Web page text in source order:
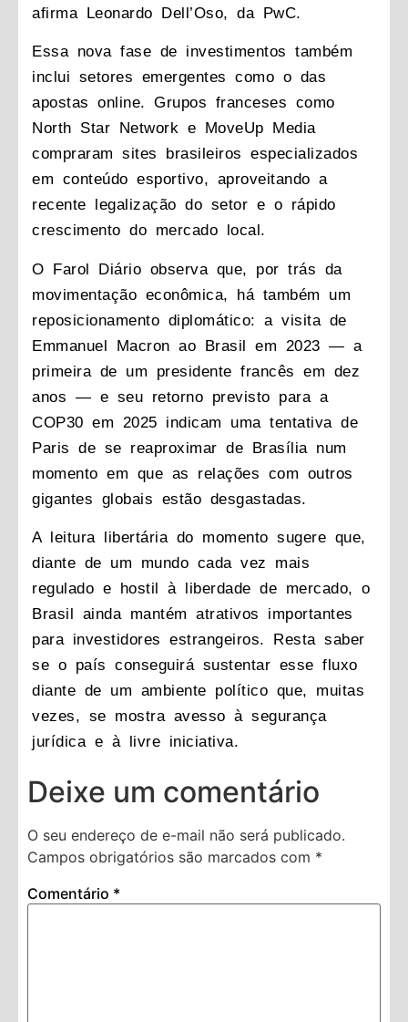
afirma Leonardo Dell’Oso, da PwC.
Essa nova fase de investimentos também
inclui setores emergentes como o das
apostas online. Grupos franceses como
North Star Network e MoveUp Media
compraram sites brasileiros especializados
em conteúdo esportivo, aproveitando a
recente legalização do setor e o rápido
crescimento do mercado local.
O Farol Diário observa que, por trás da
movimentação econômica, há também um
reposicionamento diplomático: a visita de
Emmanuel Macron ao Brasil em 2023 — a
primeira de um presidente francês em dez
anos — e seu retorno previsto para a
COP30 em 2025 indicam uma tentativa de
Paris de se reaproximar de Brasília num
momento em que as relações com outros
gigantes globais estão desgastadas.
A leitura libertária do momento sugere que,
diante de um mundo cada vez mais
regulado e hostil à liberdade de mercado, o
Brasil ainda mantém atrativos importantes
para investidores estrangeiros. Resta saber
se o país conseguirá sustentar esse fluxo
diante de um ambiente político que, muitas
vezes, se mostra avesso à segurança
jurídica e à livre iniciativa.
Deixe um comentário
O seu endereço de e-mail não será publicado.
Campos obrigatórios são marcados com *
Comentário *